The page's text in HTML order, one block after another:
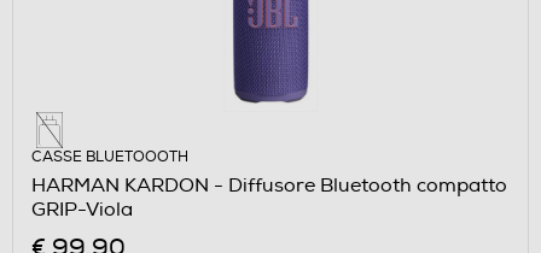
CASSE BLUETOOOTH
HARMAN KARDON - Diffusore Bluetooth compatto
GRIP-Viola